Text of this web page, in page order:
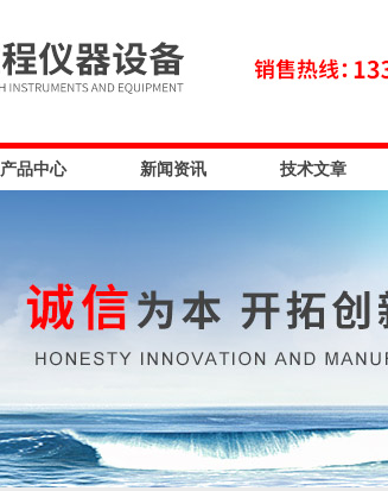
产品中心 新闻资讯 技术文章